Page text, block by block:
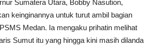
Sumatera Utara, Bobby Nasution,
keinginannya untuk turut ambil bagian
Medan. Ia mengaku prihatin melihat
Sumut itu yang hingga kini masih dilanda